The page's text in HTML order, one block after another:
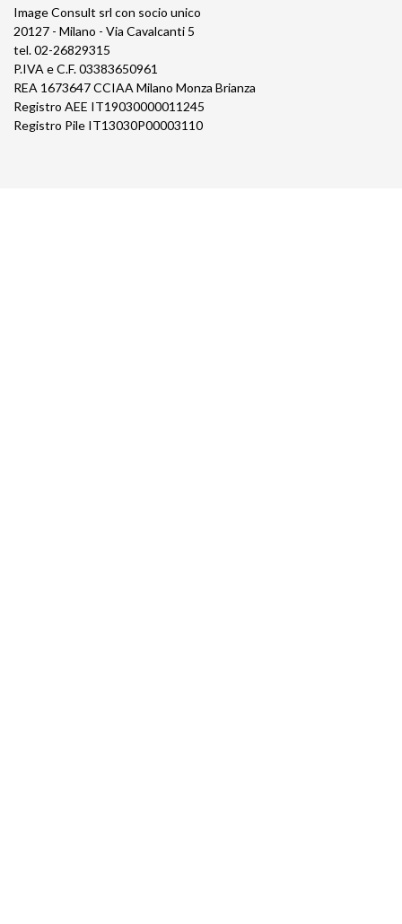
Image Consult srl con socio unico
20127 - Milano - Via Cavalcanti 5
tel. 02-26829315
P.IVA e C.F. 03383650961
REA 1673647 CCIAA Milano Monza Brianza
Registro AEE IT19030000011245
Registro Pile IT13030P00003110